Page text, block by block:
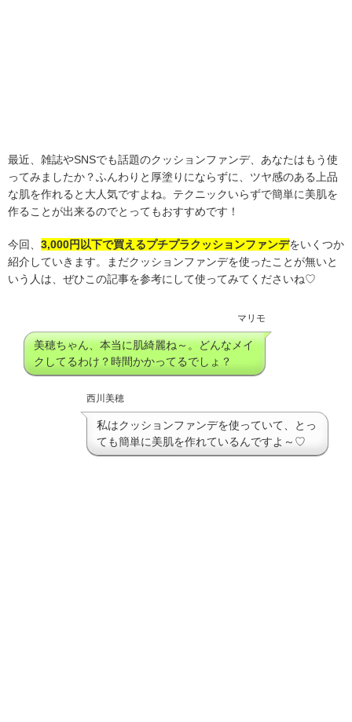
最近、雑誌やSNSでも話題のクッションファンデ、あなたはもう使
ってみましたか？ふんわりと厚塗りにならずに、ツヤ感のある上品
な肌を作れると大人気ですよね。テクニックいらずで簡単に美肌を
作ることが出来るのでとってもおすすめです！
今回、 3,000円以下で買えるプチプラクッションファンデをいくつか
紹介していきます。まだクッションファンデを使ったことが無いと
いう人は、ぜひこの記事を参考にして使ってみてくださいね♡
マリモ
美穂ちゃん、本当に肌綺麗ね～。どんなメイ
クしてるわけ？時間かかってるでしょ？
西川美穂
私はクッションファンデを使っていて、とっ
ても簡単に美肌を作れているんですよ～♡